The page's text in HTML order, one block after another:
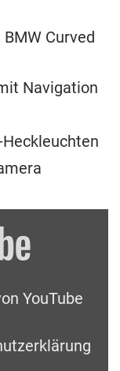
Curved
Navigation
Heckleuchten
YouTube